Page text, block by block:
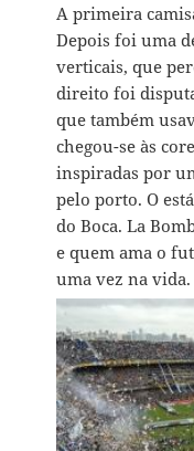
A primeira
Depois foi uma
verticais, que
direito foi
que também
chegou-se às
inspiradas por
pelo porto. O
do Boca. La
e quem ama o
uma vez na vida.